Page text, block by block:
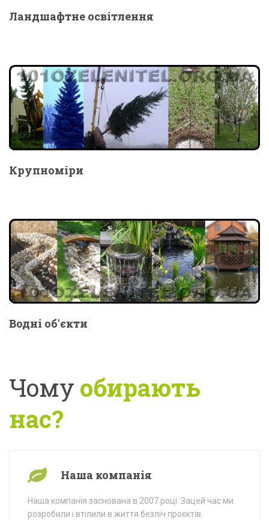
Ландшафтне освітлення
Крупноміри
Водні об'єкти
Чомуобирають
нас?
Наша компанія
Наша компанія заснована в 2007 році. Зацей час ми
розробили і втілили в життя безліч проєктів.